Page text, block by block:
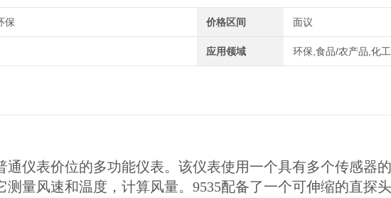
保 价格区间 面议
应用领域 环保,食品/农产品,化
通仪表价位的多功能仪表。该仪表使用一个具有多个传感器
测量风速和温度，计算风量。9535配备了一个可伸缩的直探